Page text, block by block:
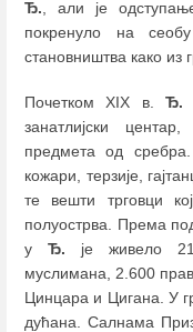
Ђ. , али је
покренуло на
становништва како из
Почетком XIX в.Ђ.
занатлијски
предмета од
кожари, терзије,
те вешти трговци
полуострва. Према
у Ђ. је живело
муслимана, 2.600
Цинцара и Цигана. У
дућана. Салнама